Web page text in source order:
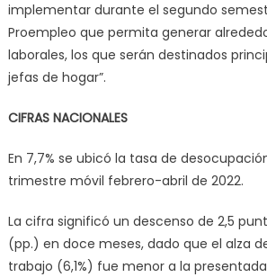
implementar durante el segundo
Proempleo que permita generar
laborales, los que serán destinados
jefas de hogar”.
CIFRAS NACIONALES
En 7,7% se ubicó la tasa de
trimestre móvil febrero-abril de 2022.
La cifra significó un descenso de 2,5
(pp.) en doce meses, dado que el alza
trabajo (6,1%) fue menor a la